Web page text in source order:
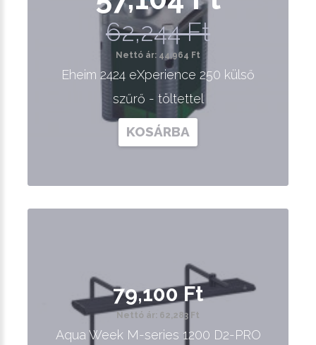
62,244 Ft
Nettó ár: 44,964 Ft
Eheim 2424 eXperience 250 külső
szűrő - töltettel
KOSÁRBA
79,100 Ft
Nettó ár: 62,283 Ft
Aqua Week M-series 1200 D2-PRO